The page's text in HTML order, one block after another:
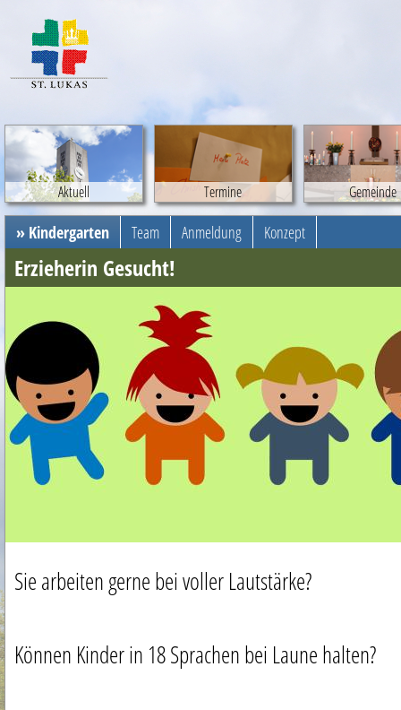
Aktuell Termine Gemeinde
» Kindergarten Team Anmeldung Konzept
Erzieherin Gesucht!
Sie arbeiten gerne bei voller Lautstärke?
Können Kinder in 18 Sprachen bei Laune halten?